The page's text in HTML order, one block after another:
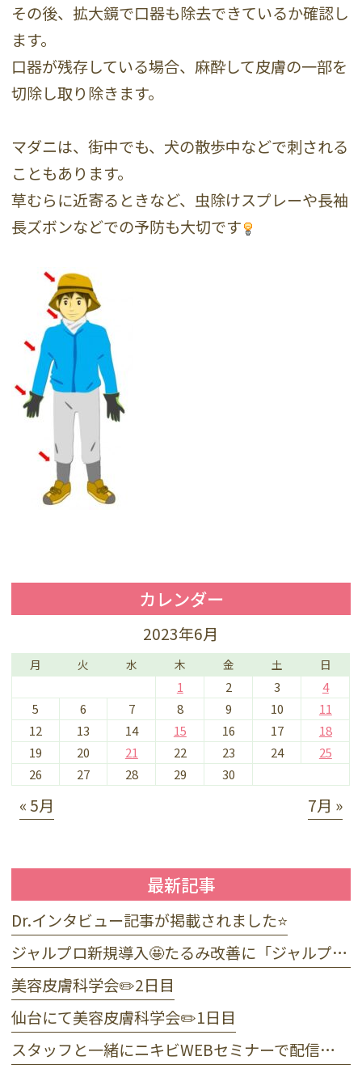
その後、拡大鏡で口器も除去できているか確認し
ます。
口器が残存している場合、麻酔して皮膚の一部を
切除し取り除きます。
マダニは、街中でも、犬の散歩中などで刺される
こともあります。
草むらに近寄るときなど、虫除けスプレーや長袖
長ズボンなどでの予防も大切です
カレンダー
2023年6月
月 火 水 木 金 土 日
1 2 3
4
5
6 7 8 9 10
11
12
13 14 15 16 17
18
19
20 21 22 23 24
25
26
27 28 29 30
« 5月 7月 »
最新記事
Dr.インタビュー記事が掲載されました⭐️
ジャルプロ新規導入🤩たるみ改善に「ジャルプロ・スーパーハイドロ」💉目元のくま・小じわに「ジャルプロヤングアイ」👀
美容皮膚科学会✏️2日目
仙台にて美容皮膚科学会✏️1日目
スタッフと一緒にニキビWEBセミナーで配信しました☺️